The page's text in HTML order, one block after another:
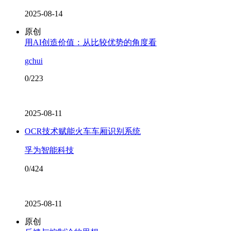
2025-08-14
原创
用AI创造价值：从比较优势的角度看
gchui
0/223
2025-08-11
OCR技术赋能火车车厢识别系统
孚为智能科技
0/424
2025-08-11
原创